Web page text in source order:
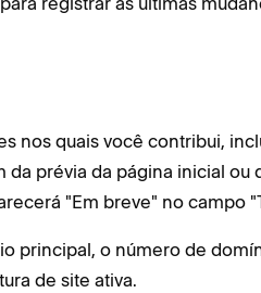
nos quais você contribui,
prévia da página inicial ou
"Em breve" no campo
principal, o número de
de site ativa.